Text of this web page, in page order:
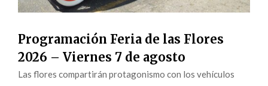
Programación Feria de las Flores
2026 – Viernes 7 de agosto
Las flores compartirán protagonismo con los vehículos